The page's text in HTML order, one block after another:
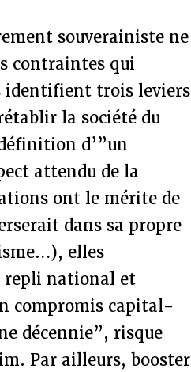
souverainiste ne
contraintes qui
identifient trois leviers
la société du
d’”un
attendu de la
ont le mérite de
dans sa propre
elles
repli national et
compromis capital-
décennie”, risque
Par ailleurs, booster